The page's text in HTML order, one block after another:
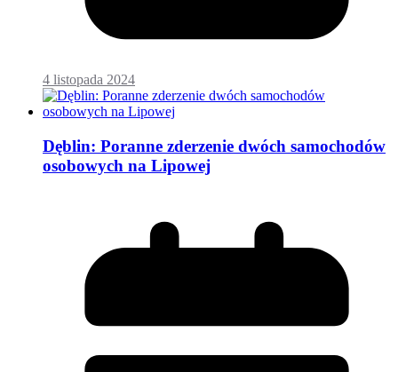
4 listopada 2024
Dęblin: Poranne zderzenie dwóch samochodów
osobowych na Lipowej